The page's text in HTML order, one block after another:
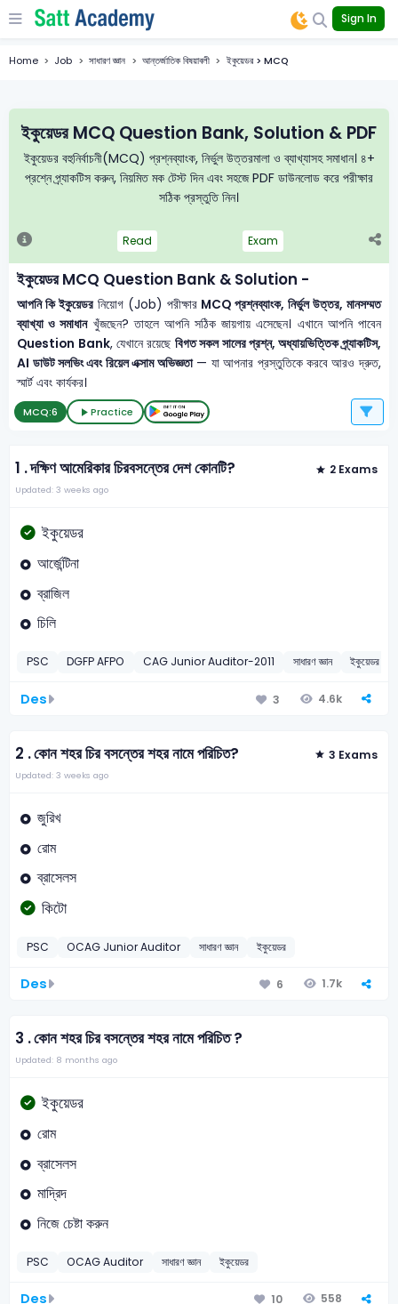
Sign In
Home Job সাধারণ জ্ঞান আন্তর্জাতিক বিষয়াবলী ইকুয়েডর > MCQ
ইকুয়েডর MCQ Question Bank, Solution & PDF
ইকুয়েডর বহুনির্বাচনী(MCQ) প্রশ্নব্যাংক, নির্ভুল উত্তরমালা ও ব্যাখ্যাসহ সমাধান। ৪+
প্রশ্নে প্র্যাকটিস করুন, নিয়মিত মক টেস্ট দিন এবং সহজে PDF ডাউনলোড করে পরীক্ষার
সঠিক প্রস্তুতি নিন।
Read Exam
ইকুয়েডর MCQ Question Bank & Solution -
আপনি কি ইকুয়েডরনিয়োগ (Job) পরীক্ষার MCQ প্রশ্নব্যাংক, নির্ভুল উত্তর, মানসম্মত
ব্যাখ্যা ও সমাধানখুঁজছেন? তাহলে আপনি সঠিক জায়গায় এসেছেন। এখানে আপনি পাবেন
Question Bank, যেখানে রয়েছে বিগত সকল সালের প্রশ্ন, অধ্যায়ভিত্তিক প্র্যাকটিস,
AI ডাউট সলভিং এবং রিয়েল এক্সাম অভিজ্ঞতা— যা আপনার প্রস্তুতিকে করবে আরও দ্রুত,
স্মার্ট এবং কার্যকর।
MCQ:6 Practice
1 .দক্ষিণ আমেরিকার চিরবসন্তের দেশ কোনটি? 2 Exams
Updated: 3 weeks ago
ইকুয়েডর
আর্জেন্টিনা
ব্রাজিল
চিলি
PSC DGFP AFPO CAG Junior Auditor-2011 সাধারণ জ্ঞান ইকুয়েডর
Des 3 4.6k
2 .কোন শহর চির বসন্তের শহর নামে পরিচিত? 3 Exams
Updated: 3 weeks ago
জুরিখ
রোম
ব্রাসেলস
কিটো
PSC OCAG Junior Auditor সাধারণ জ্ঞান ইকুয়েডর
Des 6 1.7k
3 .কোন শহর চির বসন্তের শহর নামে পরিচিত ?
Updated: 8 months ago
ইকুয়েডর
রোম
ব্রাসেলস
মাদ্রিদ
নিজে চেষ্টা করুন
PSC OCAG Auditor সাধারণ জ্ঞান ইকুয়েডর
Des 10 558